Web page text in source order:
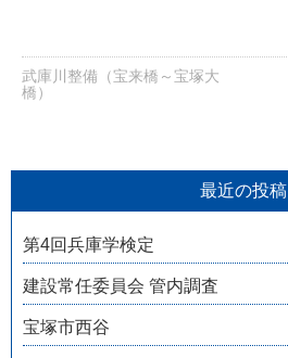
武庫川整備（宝来橋～宝塚大
橋）
最近の投稿
第4回兵庫学検定
建設常任委員会 管内調査
宝塚市西谷